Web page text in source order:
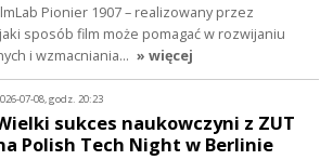
Pionier 1907 – realizowany przez
sposób film może pomagać w rozwijaniu
i wzmacniania… » więcej
07-08, godz. 20:23
sukces naukowczyni z ZUT
Polish Tech Night w Berlinie